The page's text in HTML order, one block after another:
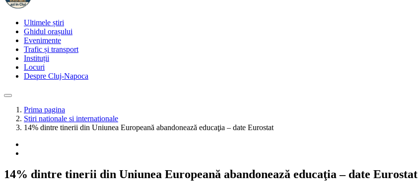
Ultimele știri
Ghidul orașului
Evenimente
Trafic și transport
Instituții
Locuri
Despre Cluj-Napoca
Prima pagina
Stiri nationale si internationale
14% dintre tinerii din Uniunea Europeană abandonează educaţia – date Eurostat
14% dintre tinerii din Uniunea Europeană abandonează educaţia – date Eurostat